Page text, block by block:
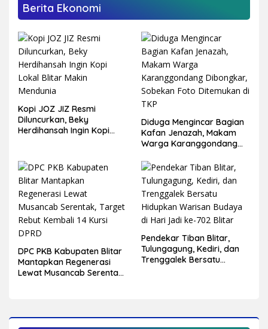
Berita Ekonomi
Kopi JOZ JIZ Resmi
Diluncurkan, Beky
Herdihansah Ingin Kopi
Diduga Mengincar Bagian
Kafan Jenazah, Makam
Warga Karanggondang
Ditemukan di TKP
DPC PKB Kabupaten Blitar
Mantapkan Regenerasi
Lewat Musancab Serentak,
Pendekar Tiban Blitar,
Tulungagung, Kediri, dan
Trenggalek Bersatu